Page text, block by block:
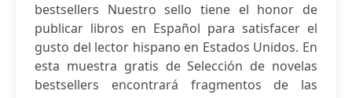
bestsellers Nuestro sello tiene el honor de
publicar libros en Español para satisfacer el
gusto del lector hispano en Estados Unidos. En
esta muestra gratis de Selección de novelas
bestsellers encontrará fragmentos de las